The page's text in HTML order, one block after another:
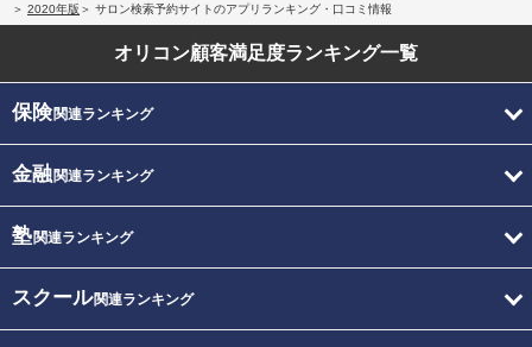
2020年版
サロン検索予約サイトのアプリランキング・口コミ情報
オリコン顧客満足度ランキング一覧
保険関連ランキング
金融関連ランキング
塾関連ランキング
スクール関連ランキング